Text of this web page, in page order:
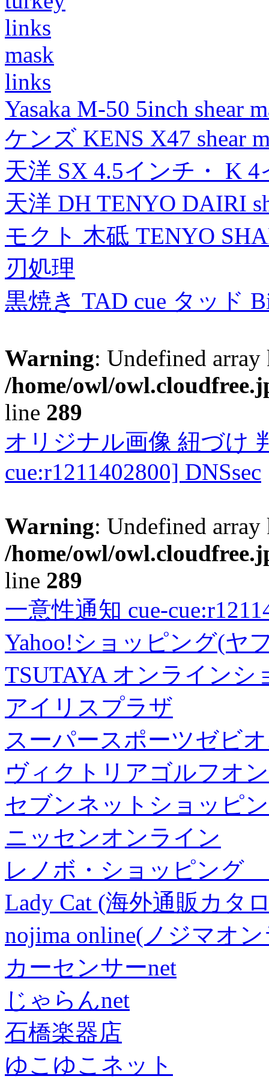
links
mask
links
Yasaka M-50 5inch shear
ケンズ KENS X47 shear
天洋 SX 4.5インチ・ K
天洋 DH TENYO DAIRI
モクト 木砥 TENYO
刃処理
黒焼き TAD cue タッド
Warning: Undefined
/home/owl/
line 289
オリジナル画像 紐づけ
cue:r1211402800] DNSsec
Warning: Undefined
/home/owl/
line 289
一意性通知 cue-
Yahoo!ショッピング(ヤ
TSUTAYA オンラインシ
アイリスプラザ
スーパースポーツゼビ
ヴィクトリアゴルフオ
セブンネットショッピ
ニッセンオンライン
レノボ・ショッピング
Lady Cat (海外通販カタ
nojima online(ノジマオ
カーセンサーnet
じゃらんnet
石橋楽器店
ゆこゆこネット